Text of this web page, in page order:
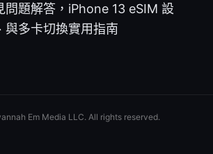
問題解答，iPhone 13 eSIM 設
與多卡切換實用指南
Em Media LLC. All rights reserved.